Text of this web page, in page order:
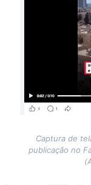
Captura de
publicação no